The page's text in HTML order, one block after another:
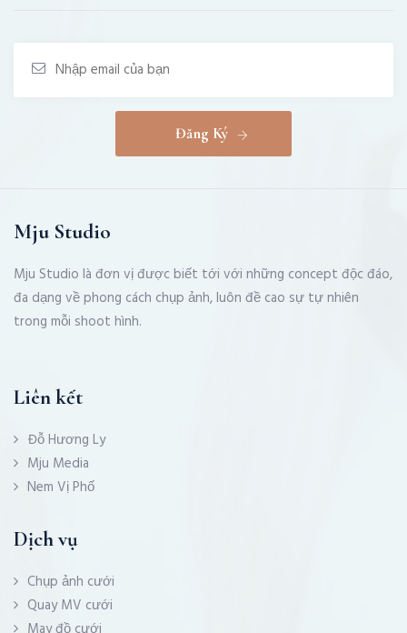
Đăng Ký
Mju Studio
Mju Studio là đơn vị được biết tới với những concept độc đáo,
đa dạng về phong cách chụp ảnh, luôn đề cao sự tự nhiên
trong mỗi shoot hình.
Liên kết
Đỗ Hương Ly
Mju Media
Nem Vị Phố
Dịch vụ
Chụp ảnh cưới
Quay MV cưới